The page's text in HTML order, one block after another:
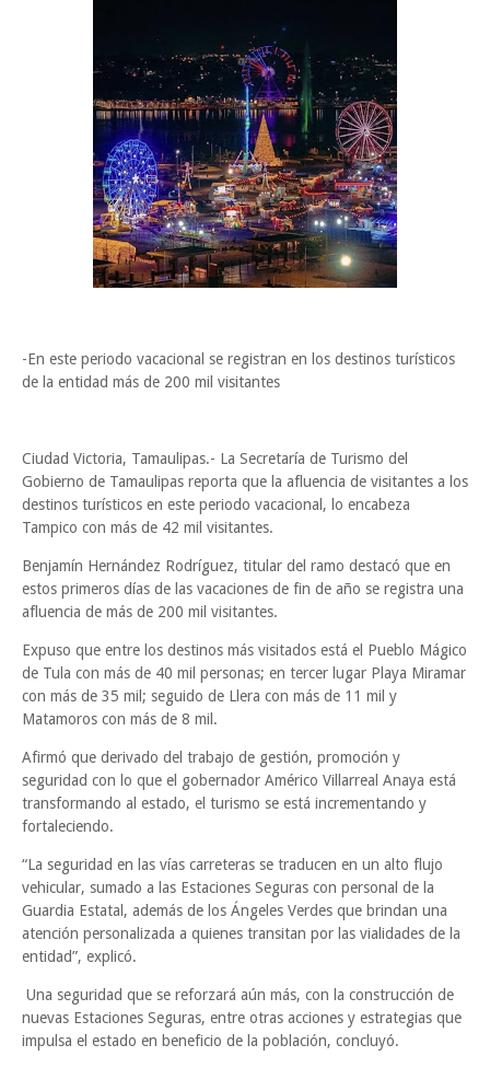
-En este periodo vacacional se registran en los destinos turísticos
de la entidad más de 200 mil visitantes
Ciudad Victoria, Tamaulipas.- La Secretaría de Turismo del
Gobierno de Tamaulipas reporta que la afluencia de visitantes a los
destinos turísticos en este periodo vacacional, lo encabeza
Tampico con más de 42 mil visitantes.
Benjamín Hernández Rodríguez, titular del ramo destacó que en
estos primeros días de las vacaciones de fin de año se registra una
afluencia de más de 200 mil visitantes.
Expuso que entre los destinos más visitados está el Pueblo Mágico
de Tula con más de 40 mil personas; en tercer lugar Playa Miramar
con más de 35 mil; seguido de Llera con más de 11 mil y
Matamoros con más de 8 mil.
Afirmó que derivado del trabajo de gestión, promoción y
seguridad con lo que el gobernador Américo Villarreal Anaya está
transformando al estado, el turismo se está incrementando y
fortaleciendo.
“La seguridad en las vías carreteras se traducen en un alto flujo
vehicular, sumado a las Estaciones Seguras con personal de la
Guardia Estatal, además de los Ángeles Verdes que brindan una
atención personalizada a quienes transitan por las vialidades de la
entidad”, explicó.
Una seguridad que se reforzará aún más, con la construcción de
nuevas Estaciones Seguras, entre otras acciones y estrategias que
impulsa el estado en beneficio de la población, concluyó.